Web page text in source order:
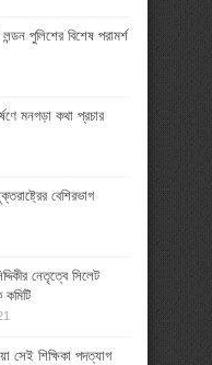
পুলিশের বিশেষ পরামর্শ
মনগড়া কথা প্রচার
বেশিরভাগ
নেতৃত্বে সিলেট
সেই শিক্ষিকা পদত্যাগ